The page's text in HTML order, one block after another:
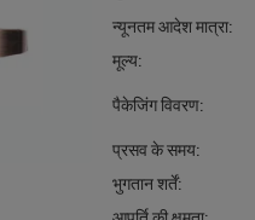
न्यूनतम आदेश मात्रा:
मूल्य:
पैकेजिंग विवरण:
प्रसव के समय:
भुगतान शर्तें: